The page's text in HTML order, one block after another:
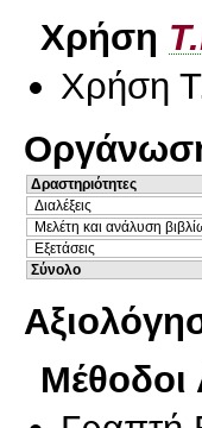
Χρήση
Χρήση
Δραστηριότητες
Διαλέξεις
Μελέτη και ανάλυση
Εξετάσεις
Σύνολο
Μέθοδοι